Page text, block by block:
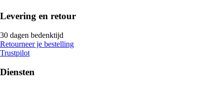
Levering en retour
30 dagen bedenktijd
Retourneer je bestelling
Trustpilot
Diensten